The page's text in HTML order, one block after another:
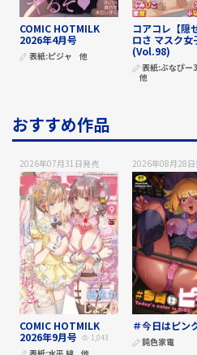
COMIC HOTMILK
2026年4月号
表紙:ピジャ 他
コアコレ【隠
ロさ マスク女
(Vol.98)
表紙:ぶなぴー
他
おすすめ作品
2026年07月31日発売
COMIC HOTMILK
2026年9月号
1,043
2026年08月28日
＃今日はピン
鈍色家電